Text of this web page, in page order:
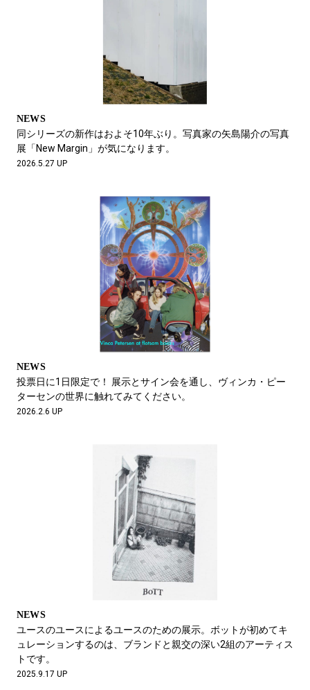
NEWS
同シリーズの新作はおよそ10年ぶり。写真家の矢島陽介の写真
展「New Margin」が気になります。
2026.5.27 UP
NEWS
投票日に1日限定で！ 展示とサイン会を通し、ヴィンカ・ピー
ターセンの世界に触れてみてください。
2026.2.6 UP
NEWS
ユースのユースによるユースのための展示。ボットが初めてキ
ュレーションするのは、ブランドと親交の深い2組のアーティス
トです。
2025.9.17 UP